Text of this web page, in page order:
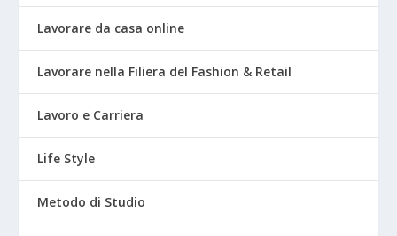
Lavorare da casa online
Lavorare nella Filiera del Fashion & Retail
Lavoro e Carriera
Life Style
Metodo di Studio